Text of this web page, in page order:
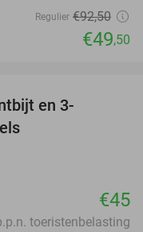
Regulier €92,50
€49,50
en 3-
€45
toeristenbelasting